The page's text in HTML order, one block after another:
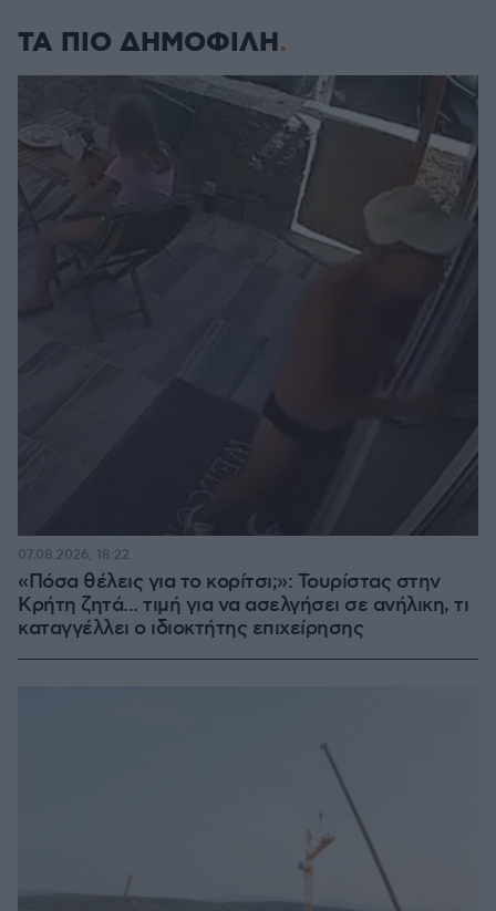
ΤΑ ΠΙΟ ΔΗΜΟΦΙΛΗ
«Πόσα θέλεις για το κορίτσι;»: Τουρίστας στην
Κρήτη ζητά... τιμή για να ασελγήσει σε ανήλικη, τι
καταγγέλλει ο ιδιοκτήτης επιχείρησης
07.08.2026, 18:22